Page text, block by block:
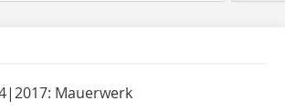
Mauerwerk